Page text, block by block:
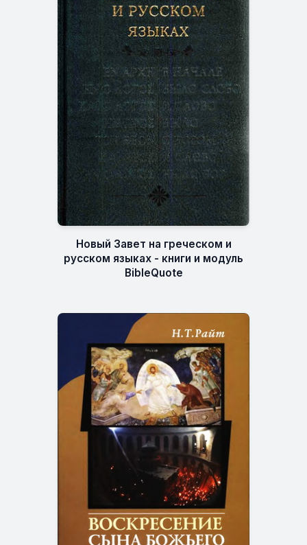
Новый Завет на греческом и
русском языках - книги и модуль
BibleQuote